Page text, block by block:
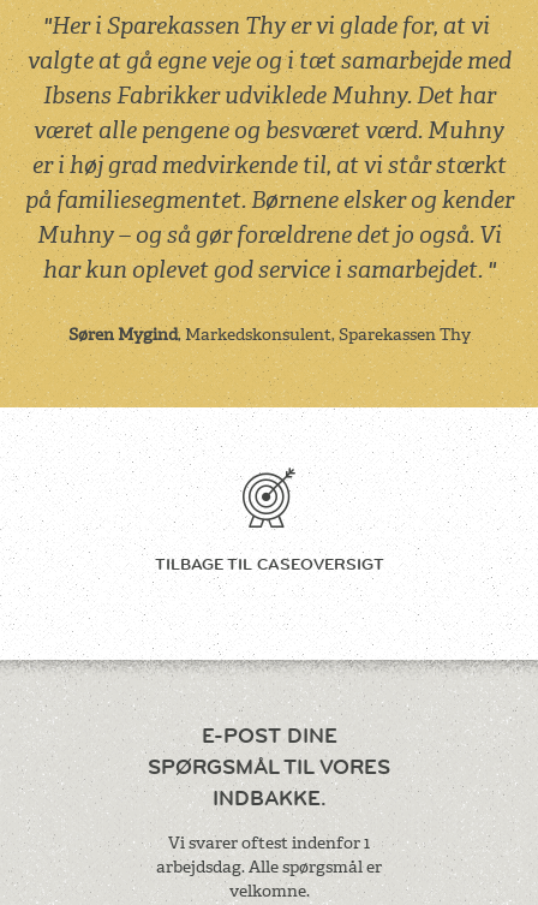
"Her i Sparekassen Thy er vi glade for, at vi
valgte at gå egne veje og i tæt samarbejde med
Ibsens Fabrikker udviklede Muhny. Det har
været alle pengene og besværet værd. Muhny
er i høj grad medvirkende til, at vi står stærkt
på familiesegmentet. Børnene elsker og kender
Muhny – og så gør forældrene det jo også. Vi
har kun oplevet god service i samarbejdet. "
Søren Mygind, Markedskonsulent, Sparekassen Thy
TILBAGE TILCASEOVERSIGT
E-POST DINE
SPØRGSMÅLTIL VORES
INDBAKKE.
Vi svarer oftest indenfor 1
arbejdsdag.Alle spørgsmål er
velkomne.